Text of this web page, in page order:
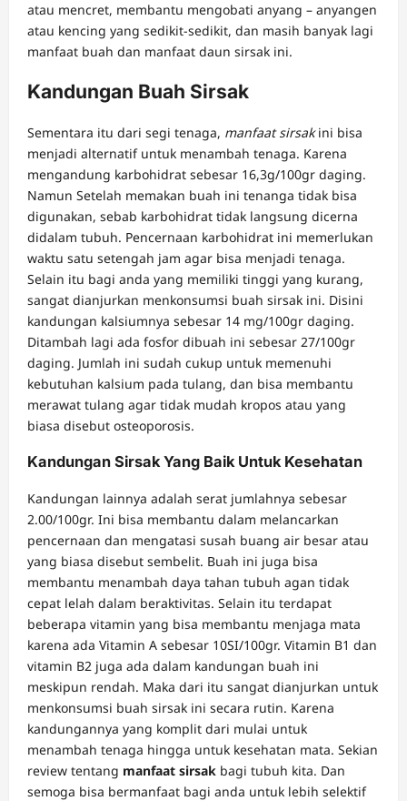
atau mencret, membantu mengobati anyang – anyangen
atau kencing yang sedikit-sedikit, dan masih banyak lagi
manfaat buah dan manfaat daun sirsak ini.
Kandungan Buah Sirsak
Sementara itu dari segi tenaga, manfaat sirsakini bisa
menjadi alternatif untuk menambah tenaga. Karena
mengandung karbohidrat sebesar 16,3g/100gr daging.
Namun Setelah memakan buah ini tenanga tidak bisa
digunakan, sebab karbohidrat tidak langsung dicerna
didalam tubuh. Pencernaan karbohidrat ini memerlukan
waktu satu setengah jam agar bisa menjadi tenaga.
Selain itu bagi anda yang memiliki tinggi yang kurang,
sangat dianjurkan menkonsumsi buah sirsak ini. Disini
kandungan kalsiumnya sebesar 14 mg/100gr daging.
Ditambah lagi ada fosfor dibuah ini sebesar 27/100gr
daging. Jumlah ini sudah cukup untuk memenuhi
kebutuhan kalsium pada tulang, dan bisa membantu
merawat tulang agar tidak mudah kropos atau yang
biasa disebut osteoporosis.
Kandungan Sirsak Yang Baik Untuk Kesehatan
Kandungan lainnya adalah serat jumlahnya sebesar
2.00/100gr. Ini bisa membantu dalam melancarkan
pencernaan dan mengatasi susah buang air besar atau
yang biasa disebut sembelit. Buah ini juga bisa
membantu menambah daya tahan tubuh agan tidak
cepat lelah dalam beraktivitas. Selain itu terdapat
beberapa vitamin yang bisa membantu menjaga mata
karena ada Vitamin A sebesar 10SI/100gr. Vitamin B1 dan
vitamin B2 juga ada dalam kandungan buah ini
meskipun rendah. Maka dari itu sangat dianjurkan untuk
menkonsumsi buah sirsak ini secara rutin. Karena
kandungannya yang komplit dari mulai untuk
menambah tenaga hingga untuk kesehatan mata. Sekian
review tentang manfaat sirsak bagi tubuh kita. Dan
semoga bisa bermanfaat bagi anda untuk lebih selektif